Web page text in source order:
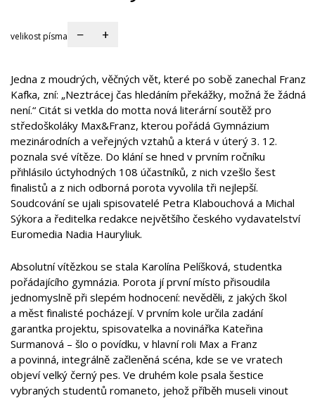
velikost písma − +
Jedna z moudrých, věčných vět, které po sobě zanechal Franz
Kafka, zní: „Neztrácej čas hledáním překážky, možná že žádná
není.“ Citát si vetkla do motta nová literární soutěž pro
středoškoláky Max&Franz, kterou pořádá Gymnázium
mezinárodních a veřejných vztahů a která v úterý 3. 12.
poznala své vítěze. Do klání se hned v prvním ročníku
přihlásilo úctyhodných 108 účastníků, z nich vzešlo šest
finalistů a z nich odborná porota vyvolila tři nejlepší.
Soudcování se ujali spisovatelé Petra Klabouchová a Michal
Sýkora a ředitelka redakce největšího českého vydavatelství
Euromedia Nadia Hauryliuk.
Absolutní vítězkou se stala Karolína Pelíšková, studentka
pořádajícího gymnázia. Porota jí první místo přisoudila
jednomyslně při slepém hodnocení: nevěděli, z jakých škol
a měst finalisté pocházejí. V prvním kole určila zadání
garantka projektu, spisovatelka a novinářka Kateřina
Surmanová – šlo o povídku, v hlavní roli Max a Franz
a povinná, integrálně začleněná scéna, kde se ve vratech
objeví velký černý pes. Ve druhém kole psala šestice
vybraných studentů romaneto, jehož příběh museli vinout